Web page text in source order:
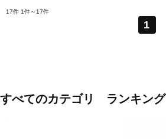
17件 1件～17件
1
すべてのカテゴリ ランキング